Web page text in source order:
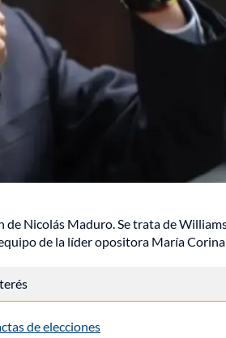
Nicolás Maduro. Se trata de
de la líder opositora María
de elecciones